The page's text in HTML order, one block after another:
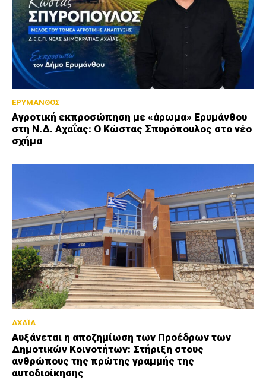
ΕΡΥΜΑΝΘΟΣ
Αγροτική εκπροσώπηση με «άρωμα» Ερυμάνθου
στη Ν.Δ. Αχαΐας: Ο Κώστας Σπυρόπουλος στο νέο
σχήμα
ΑΧΑΪΑ
Αυξάνεται η αποζημίωση των Προέδρων των
Δημοτικών Κοινοτήτων: Στήριξη στους
ανθρώπους της πρώτης γραμμής της
αυτοδιοίκησης